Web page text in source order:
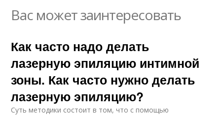
Вас может заинтересовать
Как часто надо делать
лазерную эпиляцию интимной
зоны. Как часто нужно делать
лазерную эпиляцию?
Суть методики состоит в том, что с помощью